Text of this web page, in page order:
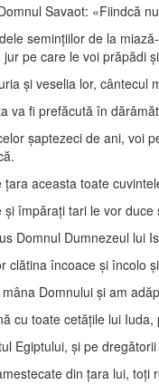
Savaot: «Fiindcă
seminţiilor de la
pe care le voi prăpădi
şi veselia lor, cântecul
va fi prefăcută în
şaptezeci de ani, voi
ţara aceasta toate
împăraţi tari le vor
Domnul Dumnezeul lui
clătina încoace şi încolo
Domnului şi am
cu toate cetăţile lui
Egiptului, şi pe
din ţara lui, toţi